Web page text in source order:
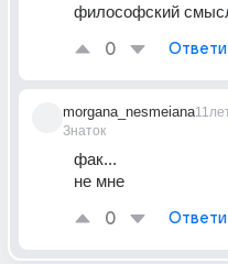
философский
0
morgana_nesmeiana
Знаток
фак...
не мне
0